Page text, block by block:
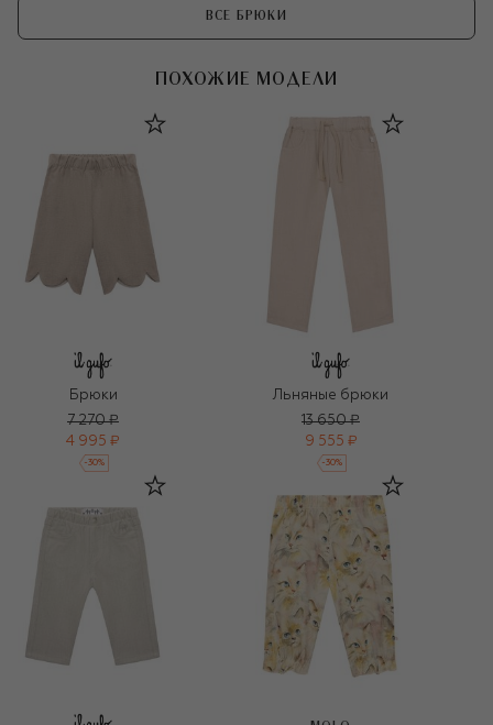
ВСЕ БРЮКИ
ПОХОЖИЕ МОДЕЛИ
Брюки
7 270 ₽
4 995 ₽
-30%
Льняные брюки
13 650 ₽
9 555 ₽
-30%